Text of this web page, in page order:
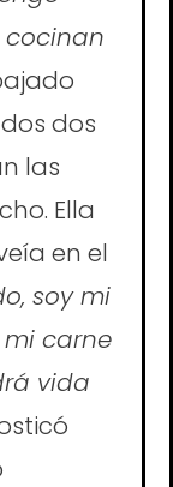
dos
las
Ella
en el
soy mi
carne
vida